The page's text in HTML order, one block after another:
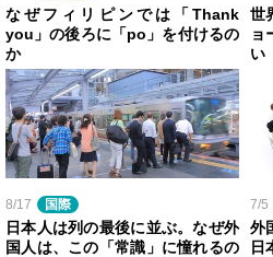
なぜフィリピンでは「Thank
you」の後ろに「po」を付けるの
か
世
ョ
い
8/17 国際
日本人は列の最後に並ぶ。なぜ外
国人は、この「常識」に憧れるの
7/5
外
日